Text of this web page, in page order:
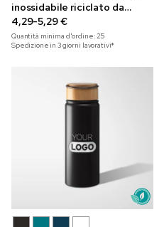
inossidabile riciclato da
750 ml
4,29-5,29 €
Quantità minima d'ordine:25
Spedizione in 3 giorni lavorativi*